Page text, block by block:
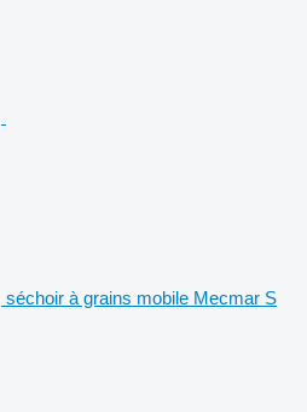
séchoir à grains mobile Mecmar S